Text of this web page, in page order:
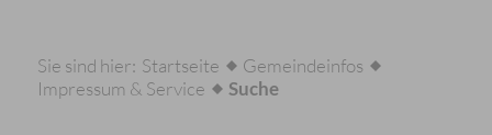
Sie sind hier: Startseite
Gemeindeinfos
Impressum & Service
Suche